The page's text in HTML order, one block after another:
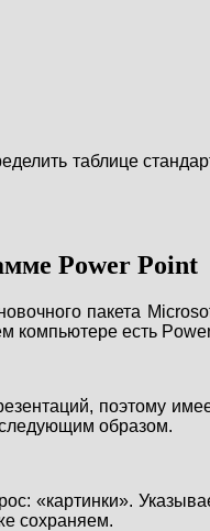
таблице
Power Point
пакета
есть
поэтому
образом.
«картинки».
сохраняем.